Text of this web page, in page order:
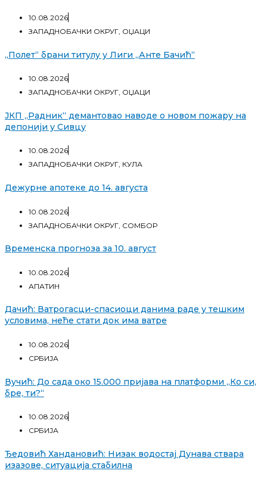
10.08.2026
ЗАПАДНОБАЧКИ ОКРУГ ОЏАЦИ
„Полет“ брани титулу у Лиги „Анте Бачић“
10.08.2026
ЗАПАДНОБАЧКИ ОКРУГ, ОЏАЦИ
ЈКП „Радник“ демантовао наводе о новом пожару на
депонији у Сивцу
10.08.2026
ЗАПАДНОБАЧКИ ОКРУГ, КУЛА
Дежурне апотеке до 14. августа
10.08.2026
ЗАПАДНОБАЧКИ ОКРУГ СОМБОР
Временска прогноза за 10. август
10.08.2026
АПАТИН
Дачић: Ватрoгасци-спасиоци данима раде у тешким
условима, неће стати док има ватре
10.08.2026
СРБИЈА
Вучић: До сада око 15.000 пријава на платформи „Ко си,
бре, ти?“
10.08.2026
СРБИЈА
Ђедовић Хандановић: Низак водостај Дунава ствара
изазове, ситуација стабилна